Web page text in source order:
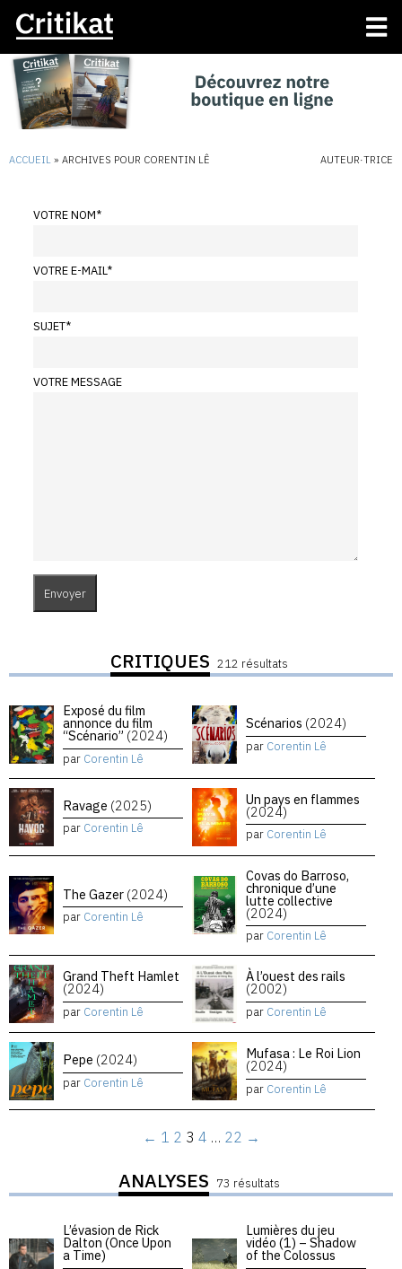
ACCUEIL » ARCHIVES POUR CORENTIN LÊ AUTEUR·TRICE
VOTRE NOM*
VOTRE E-MAIL*
SUJET*
VOTRE MESSAGE
CRITIQUES 212 résultats
Exposé du film
annonce du film
“Scénario” (2024)
par Corentin Lê
Scénarios (2024)
par Corentin Lê
Ravage (2025)
par Corentin Lê
Un pays en flammes
(2024)
par Corentin Lê
The Gazer (2024)
par Corentin Lê
Covas do Barroso,
chronique d’une
lutte collective
(2024)
par Corentin Lê
Grand Theft Hamlet
(2024)
par Corentin Lê
À l’ouest des rails
(2002)
par Corentin Lê
Pepe (2024)
par Corentin Lê
Mufasa : Le Roi Lion
(2024)
par Corentin Lê
← 1 2 3 4 … 22 →
ANALYSES 73 résultats
L’évasion de Rick
Dalton (Once Upon
a Time)
Lumières du jeu
vidéo (1) – Shadow
of the Colossus